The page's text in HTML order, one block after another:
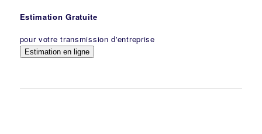
Estimation Gratuite
pour votre transmission d'entreprise
Estimation en ligne